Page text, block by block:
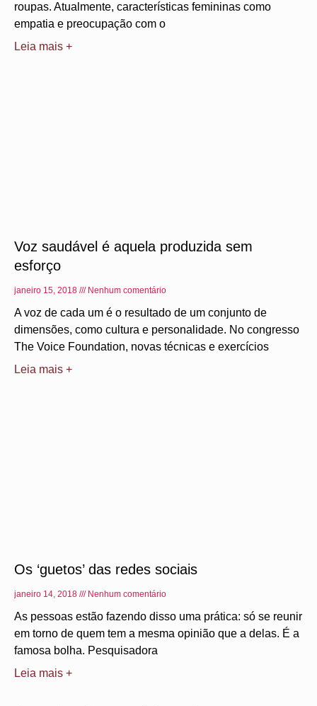
roupas. Atualmente, características femininas como
empatia e preocupação com o
Leia mais +
Voz saudável é aquela produzida sem
esforço
janeiro 15, 2018 Nenhum comentário
A voz de cada um é o resultado de um conjunto de
dimensões, como cultura e personalidade. No congresso
The Voice Foundation, novas técnicas e exercícios
Leia mais +
Os ‘guetos’ das redes sociais
janeiro 14, 2018 Nenhum comentário
As pessoas estão fazendo disso uma prática: só se reunir
em torno de quem tem a mesma opinião que a delas. É a
famosa bolha. Pesquisadora
Leia mais +